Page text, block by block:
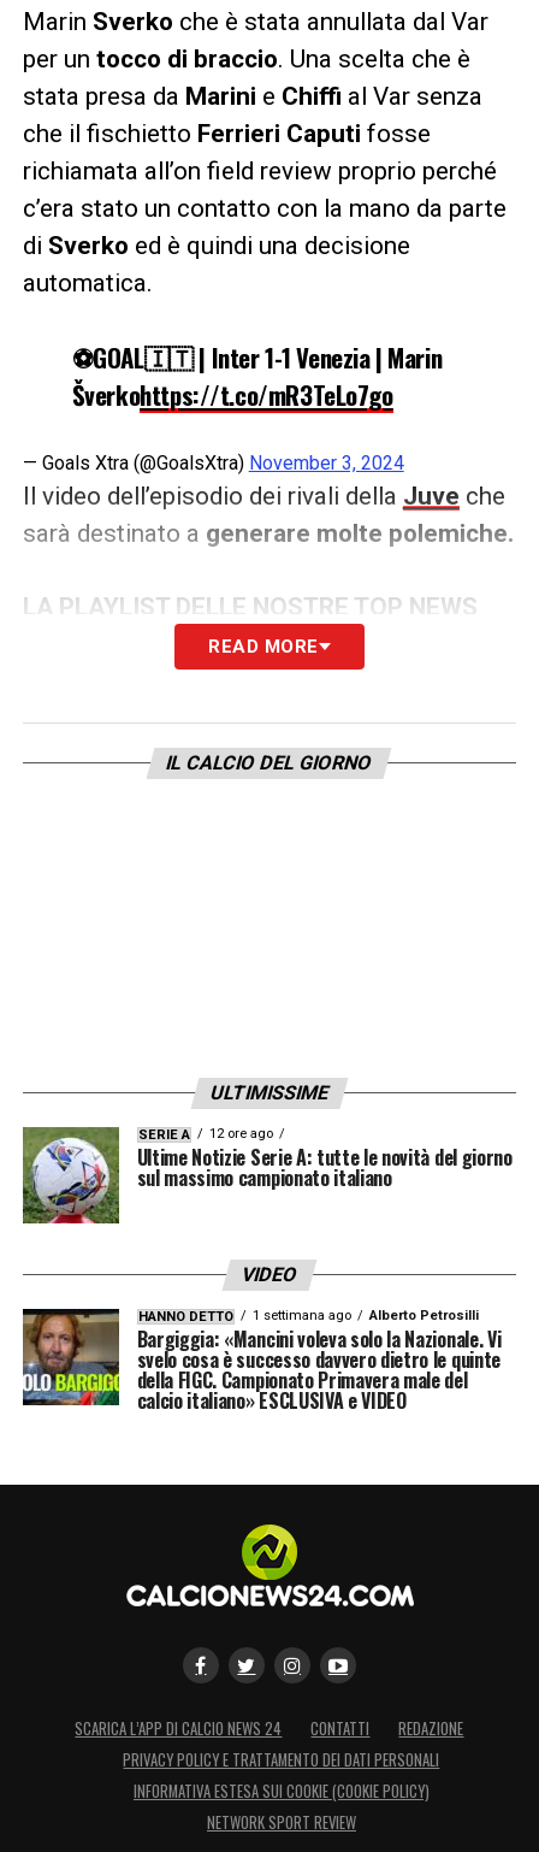
Marin Sverko che è stata annullata dal Var
per un tocco di braccio. Una scelta che è
stata presa da Marini e Chiffi al Var senza
che il fischietto Ferrieri Caputi fosse
richiamata all’on field review proprio perché
c’era stato un contatto con la mano da parte
di Sverko ed è quindi una decisione
automatica.
⚽️GOAL🇮🇹 | Inter 1-1 Venezia | Marin
Šverkohttps://t.co/mR3TeLo7go
— Goals Xtra (@GoalsXtra) November 3, 2024
Il video dell’episodio dei rivali della Juve che
sarà destinato a generare molte polemiche.
LA PLAYLIST DELLE NOSTRE TOP NEWS
READ MORE
IL CALCIO DEL GIORNO
ULTIMISSIME
SERIE A 12 ore ago
Ultime Notizie Serie A: tutte le novità del giorno
sul massimo campionato italiano
VIDEO
HANNO DETTO 1 settimana ago Alberto Petrosilli
Bargiggia: «Mancini voleva solo la Nazionale. Vi
svelo cosa è successo davvero dietro le quinte
della FIGC. Campionato Primavera male del
calcio italiano» ESCLUSIVA e VIDEO
SCARICA L’APP DI CALCIO NEWS 24 CONTATTI
REDAZIONE
PRIVACY POLICY E TRATTAMENTO DEI DATI PERSONALI
INFORMATIVA ESTESA SUI COOKIE (COOKIE POLICY)
NETWORK SPORT REVIEW